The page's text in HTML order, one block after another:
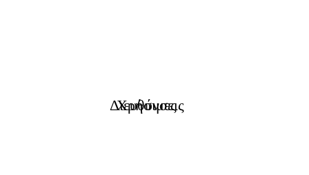
Χρήσιμες Διευθύνσεις